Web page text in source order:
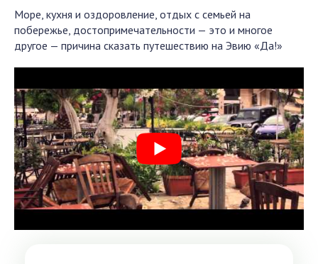
Море, кухня и оздоровление, отдых с семьей на
побережье, достопримечательности — это и многое
другое — причина сказать путешествию на Эвию «Да!»